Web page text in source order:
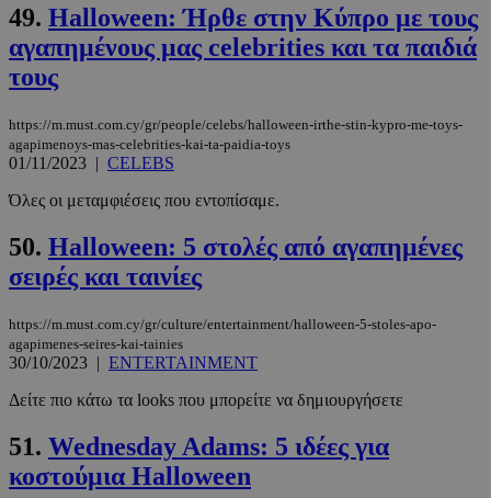
49. Halloween: Ήρθε στην Kύπρο με τους
αγαπημένους μας celebrities και τα παιδιά
τους
https://m.must.com.cy/gr/people/celebs/halloween-irthe-stin-kypro-me-toys-
agapimenoys-mas-celebrities-kai-ta-paidia-toys
01/11/2023 | CELEBS
Όλες οι μεταμφιέσεις που εντοπίσαμε.
50. Halloween: 5 στολές από αγαπημένες
σειρές και ταινίες
https://m.must.com.cy/gr/culture/entertainment/halloween-5-stoles-apo-
agapimenes-seires-kai-tainies
30/10/2023 | ENTERTAINMENT
Δείτε πιο κάτω τα looks που μπορείτε να δημιουργήσετε
51. Wednesday Adams: 5 ιδέες για
κοστούμια Halloween
Απολύτως απαραίτητα
Απόδοσης
Στόχευσης
Λειτουργικότητας
βασικές λειτουργίες του ιστότοπου, όπως τη
σύνδεση χρήστη και τη διαχείριση λογαριασμού.
Ο ιστότοπος δεν μπορεί να χρησιμοποιηθεί σωστά
Πεδίο
PinToTopCookie www.must.com.cy 12 ώρες